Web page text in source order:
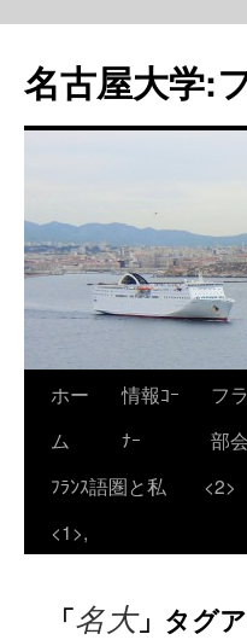
名古屋大学:
ホー
ム
情報ｺｰ
ﾅｰ
フ
部会
ﾌﾗﾝｽ語圏と私
<1>,
<2>
「名大」タグ